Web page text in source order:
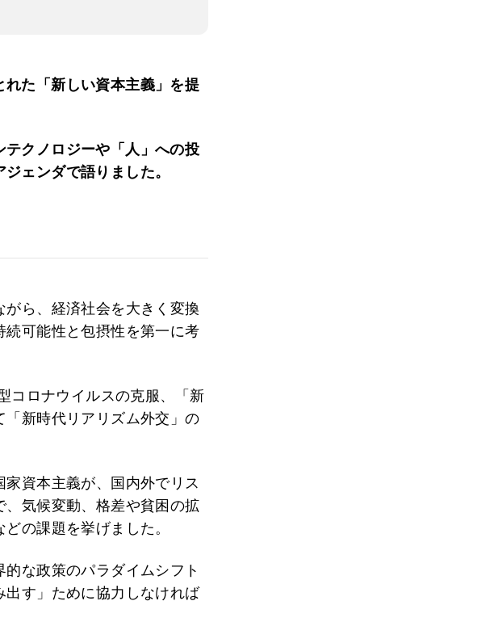
た「新しい資本主義」を提
テクノロジーや「人」への投
ェンダで語りました。
ら、経済社会を大きく変換
可能性と包摂性を第一に考
コロナウイルスの克服、「新
「新時代リアリズム外交」の
資本主義が、国内外でリス
気候変動、格差や貧困の拡
の課題を挙げました。
な政策のパラダイムシフト
す」ために協力しなければ